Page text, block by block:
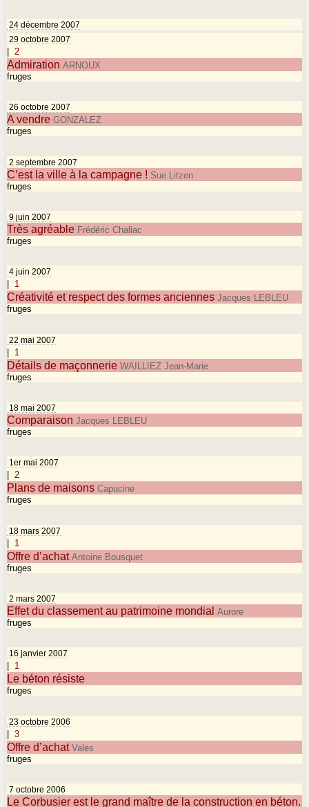
24 décembre 2007
29 octobre 2007
2
Admiration ARNOUX
fruges
26 octobre 2007
A vendre GONZALEZ
fruges
2 septembre 2007
C’est la ville à la campagne ! Sue Litzen
fruges
9 juin 2007
Très agréable Frédéric Chaliac
fruges
4 juin 2007
1
Créativité et respect des formes anciennes Jacques LEBLEU
fruges
22 mai 2007
| 1
Détails de maçonnerie WAILLIEZ Jean-Marie
fruges
18 mai 2007
Comparaison Jacques LEBLEU
fruges
1er mai 2007
2
Plans de maisons Capucine
fruges
18 mars 2007
| 1
Offre d’achatAntoine Bousquet
fruges
2 mars 2007
Effet du classement au patrimoine mondial Aurore
fruges
16 janvier 2007
1
Le béton résiste
fruges
23 octobre 2006
| 3
Offre d’achatVales
fruges
7 octobre 2006
Le Corbusier est le grand maître de la construction en béton.